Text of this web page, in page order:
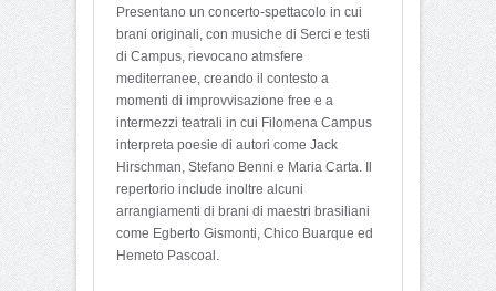
Presentano un concerto-spettacolo in cui
brani originali, con musiche di Serci e testi
di Campus, rievocano atmsfere
mediterranee, creando il contesto a
momenti di improvvisazione free e a
intermezzi teatrali in cui Filomena Campus
interpreta poesie di autori come Jack
Hirschman, Stefano Benni e Maria Carta. Il
repertorio include inoltre alcuni
arrangiamenti di brani di maestri brasiliani
come Egberto Gismonti, Chico Buarque ed
Hemeto Pascoal.